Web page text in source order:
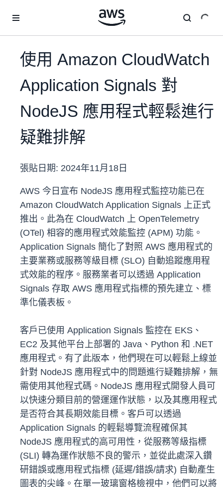
使用 Amazon CloudWatch
Application Signals 對
NodeJS 應用程式輕鬆進行
疑難排解
張貼日期: 2024年11月18日
AWS 今日宣布 NodeJS 應用程式監控功能已在
Amazon CloudWatch Application Signals 上正式
推出。此為在 CloudWatch 上 OpenTelemetry
(OTel) 相容的應用程式效能監控 (APM) 功能。
Application Signals 簡化了對照 AWS 應用程式的
主要業務或服務等級目標 (SLO) 自動追蹤應用程
式效能的程序。服務業者可以透過 Application
Signals 存取 AWS 應用程式指標的預先建立、標
準化儀表板。
客戶已使用 Application Signals 監控在 EKS、
EC2 及其他平台上部署的 Java、Python 和 .NET
應用程式。有了此版本，他們現在可以輕鬆上線並
針對 NodeJS 應用程式中的問題進行疑難排解，無
需使用其他程式碼。NodeJS 應用程式開發人員可
以快速分類目前的營運運作狀態，以及其應用程式
是否符合其長期效能目標。客戶可以透過
Application Signals 的輕鬆導覽流程確保其
NodeJS 應用程式的高可用性，從服務等級指標
(SLI) 轉為運作狀態不良的警示，並從此處深入鑽
研錯誤或應用程式指標 (延遲/錯誤/請求) 自動產生
圖表的尖峰。在單一玻璃窗格檢視中，他們可以將